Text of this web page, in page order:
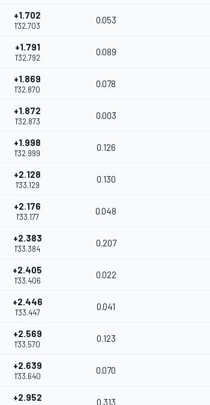
+1.702
1'32.703
0.053
+1.791
1'32.792
0.089
+1.869
1'32.870
0.078
+1.872
1'32.873
0.003
+1.998
1'32.999
0.126
+2.128
1'33.129
0.130
+2.176
1'33.177
0.048
+2.383
1'33.384
0.207
+2.405
1'33.406
0.022
+2.446
1'33.447
0.041
+2.569
1'33.570
0.123
+2.639
1'33.640
0.070
+2.952 0.313